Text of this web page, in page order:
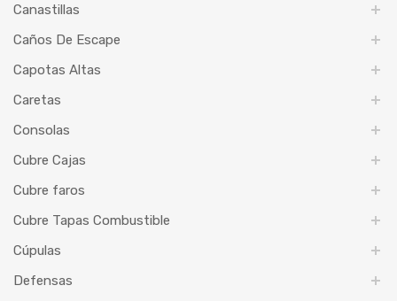
Canastillas
Caños De Escape
Capotas Altas
Caretas
Consolas
Cubre Cajas
Cubre faros
Cubre Tapas Combustible
Cúpulas
Defensas